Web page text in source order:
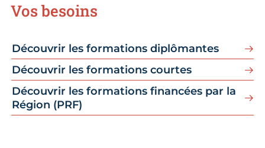
Vos besoins
Découvrir les formations diplômantes
Découvrir les formations courtes
Découvrir les formations financées par la
Région (PRF)